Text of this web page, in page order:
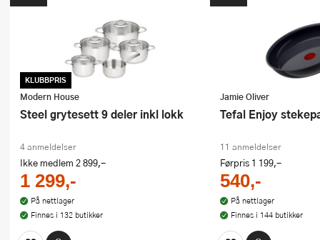
KLUBBPRIS
Modern House
Steel grytesett 9 deler inkl lokk
4 anmeldelser
Ikke medlem 2 899,-
1 299,-
På nettlager
Finnes i 132 butikker
Jamie Oliver
Tefal Enjoy
11 anmeldelser
Førpris 1 199,-
540,-
På nettlager
Finnes i 144 butikker